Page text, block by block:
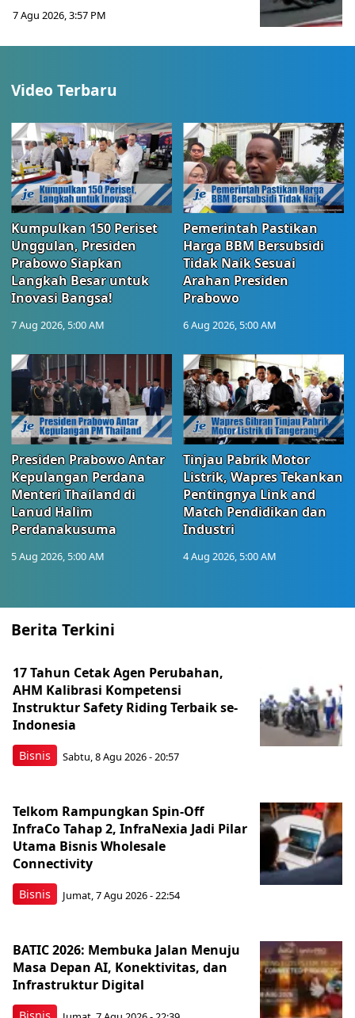
7 Agu 2026, 3:57 PM
Video Terbaru
Kumpulkan 150 Periset
Unggulan, Presiden
Prabowo Siapkan
Langkah Besar untuk
Inovasi Bangsa!
7 Aug 2026, 5:00 AM
Pemerintah Pastikan
Harga BBM Bersubsidi
Tidak Naik Sesuai
Arahan Presiden
Prabowo
6 Aug 2026, 5:00 AM
Presiden Prabowo Antar
Kepulangan Perdana
Menteri Thailand di
Lanud Halim
Perdanakusuma
5 Aug 2026, 5:00 AM
Tinjau Pabrik Motor
Listrik, Wapres Tekankan
Pentingnya Link and
Match Pendidikan dan
Industri
4 Aug 2026, 5:00 AM
Berita Terkini
Bisnis
17 Tahun Cetak Agen Perubahan,
AHM Kalibrasi Kompetensi
Instruktur Safety Riding Terbaik se-
Indonesia
Sabtu, 8 Agu 2026 - 20:57
Bisnis
Telkom Rampungkan Spin-Off
InfraCo Tahap 2, InfraNexia Jadi Pilar
Utama Bisnis Wholesale
Connectivity
Jumat, 7 Agu 2026 - 22:54
BATIC 2026: Membuka Jalan Menuju
Masa Depan AI, Konektivitas, dan
Infrastruktur Digital